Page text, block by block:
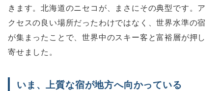
きます。北海道のニセコが、まさにその典型です。ア
クセスの良い場所だったわけではなく、世界水準の宿
が集まったことで、世界中のスキー客と富裕層が押し
寄せました。
いま、上質な宿が地方へ向かっている